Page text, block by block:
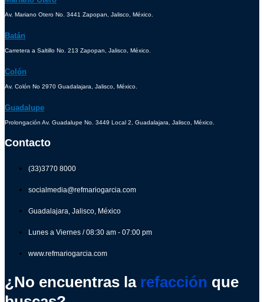
Av. Mariano Otero No. 3441 Zapopan, Jalisco, México.
Batán
Carretera a Saltillo No. 213 Zapopan, Jalisco, México.
Colón
Av. Colón No 2970 Guadalajara, Jalisco, México.
Guadalupe
Prolongación Av. Guadalupe No. 3449 Local 2, Guadalajara, Jalisco, México.
Contacto
(33)3770 8000
socialmedia@refmariogarcia.com
Guadalajara, Jalisco, México
Lunes a Viernes / 08:30 am - 07:00 pm
www.refmariogarcia.com
¿No encuentras la refacción que